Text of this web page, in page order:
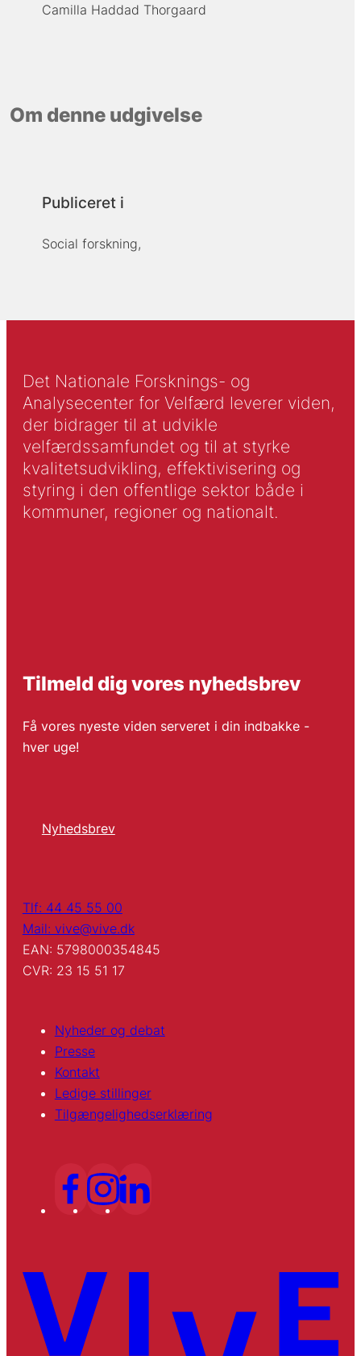
Camilla Haddad Thorgaard
Om denne udgivelse
Publiceret i
Social forskning,
Det Nationale Forsknings- og
Analysecenter for Velfærd leverer viden,
der bidrager til at udvikle
velfærdssamfundet og til at styrke
kvalitetsudvikling, effektivisering og
styring i den offentlige sektor både i
kommuner, regioner og nationalt.
Tilmeld dig vores nyhedsbrev
Få vores nyeste viden serveret i din indbakke -
hver uge!
Nyhedsbrev
Tlf: 44 45 55 00
Mail: vive@vive.dk
EAN: 5798000354845
CVR: 23 15 51 17
Nyheder og debat
Presse
Kontakt
Ledige stillinger
Tilgængelighedserklæring